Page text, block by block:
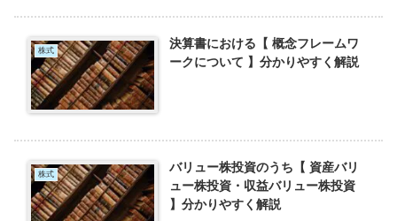
株式
決算書における【 概念フレームワ
ークについて 】分かりやすく解説
株式
バリュー株投資のうち【 資産バリ
ュー株投資・収益バリュー株投資
】分かりやすく解説